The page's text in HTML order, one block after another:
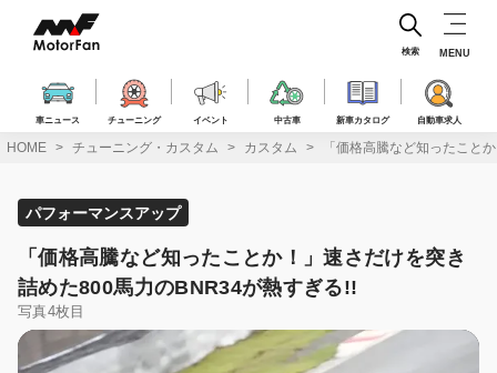
ス
車ニュース チューニング イベント 中古車 新車カタログ 自動車求人
検索 MENU
HOME チューニング・カスタム カスタム 「価格高騰など知ったこと
パフォーマンスアップ
「価格高騰など知ったことか！」速さだけを突き
詰めた800馬力のBNR34が熱すぎる!!
写真4枚目